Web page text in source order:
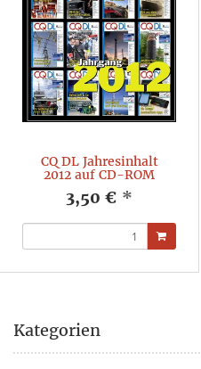
CQ DL Jahresinhalt
2012 auf CD-ROM
3,50 € *
Kategorien